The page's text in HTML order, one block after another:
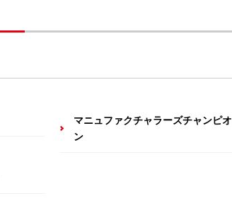
マニュファクチャラーズチャンピオ
ン